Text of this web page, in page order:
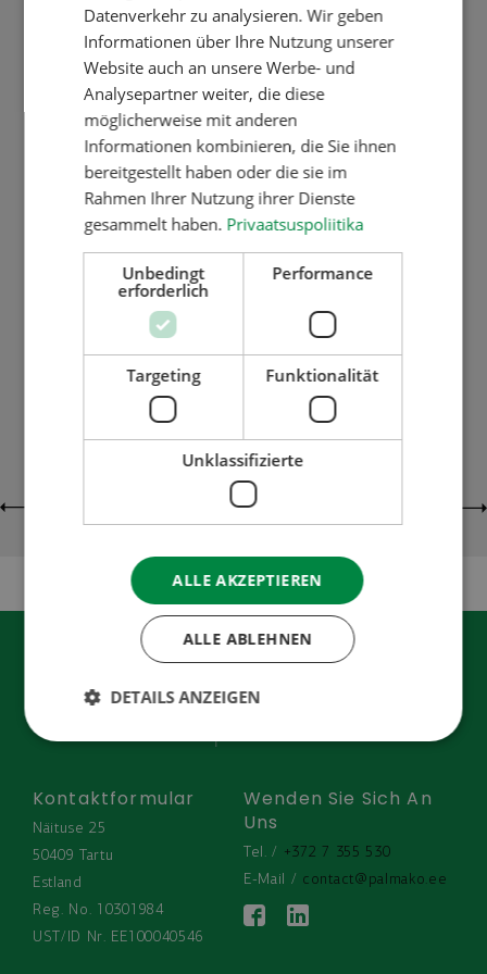
Wir bieten drei mögliche Verpackungen an:
Standardsystem – Packung mit 2 Latten
Trocknungssystem- Lattierung zwischen jeder Reihe
Kontaktformular
Näituse 25
50409 Tartu
Estland
Reg. No. 10301984
UST/ID Nr. EE100040546
Wenden Sie Sich An
Uns
Tel. / +372 7 355 530
E-Mail / contact@palmako.ee
GERMAN
SPANISH
ITALIAN
LITHUANIAN
FINNISH
Datenverkehr zu analysieren. Wir geben
Informationen über Ihre Nutzung unserer
Website auch an unsere Werbe- und
Analysepartner weiter, die diese
möglicherweise mit anderen
Informationen kombinieren, die Sie ihnen
bereitgestellt haben oder die sie im
Rahmen Ihrer Nutzung ihrer Dienste
gesammelt haben. Privaatsuspoliitika
Unbedingt
erforderlich
Performance
Targeting Funktionalität
Unklassifizierte
ALLE AKZEPTIEREN
ALLE ABLEHNEN
DETAILS ANZEIGEN